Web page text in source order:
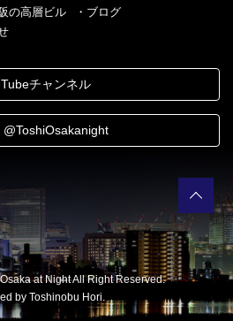
の高層ビル
・ブログ
チャンネル
@ToshiOsakanight
at Night All Right Reserved.
by Toshinobu Hori.